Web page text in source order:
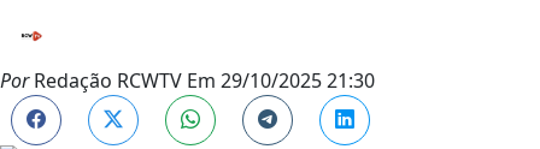
PorRedação RCWTV Em 29/10/2025 21:30